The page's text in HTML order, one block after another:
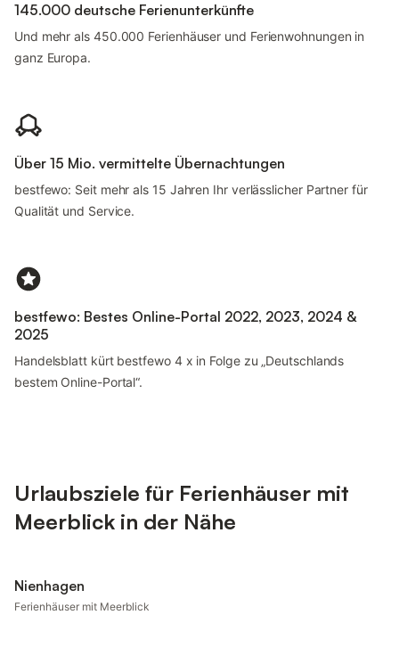
145.000 deutsche Ferienunterkünfte
Und mehr als 450.000 Ferienhäuser und Ferienwohnungen in
ganz Europa.
Über 15 Mio. vermittelte Übernachtungen
bestfewo: Seit mehr als 15 Jahren Ihr verlässlicher Partner für
Qualität und Service.
bestfewo: Bestes Online-Portal 2022, 2023, 2024 &
2025
Handelsblatt kürt bestfewo 4 x in Folge zu „Deutschlands
bestem Online-Portal“.
Urlaubsziele für Ferienhäuser mit
Meerblick in der Nähe
Nienhagen
Ferienhäuser mit Meerblick